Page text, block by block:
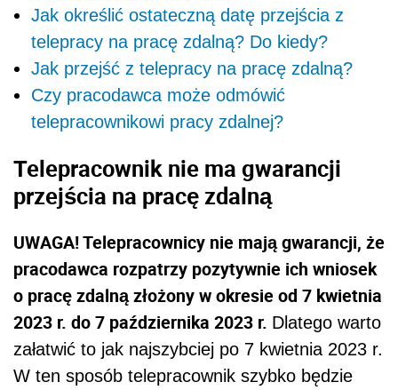
Jak określić ostateczną datę przejścia z
telepracy na pracę zdalną? Do kiedy?
Jak przejść z telepracy na pracę zdalną?
Czy pracodawca może odmówić
telepracownikowi pracy zdalnej?
Telepracownik nie ma gwarancji
przejścia na pracę zdalną
UWAGA! Telepracownicy nie mają gwarancji, że
pracodawca rozpatrzy pozytywnie ich wniosek
o pracę zdalną złożony w okresie od 7 kwietnia
2023 r. do 7 października 2023 r. Dlatego warto
załatwić to jak najszybciej po 7 kwietnia 2023 r.
W ten sposób telepracownik szybko będzie